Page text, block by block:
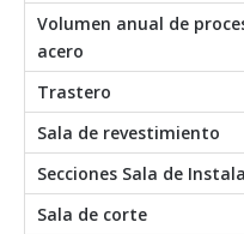
Volumen anual de
acero
Trastero
Sala de revestimiento
Secciones Sala de
Sala de corte